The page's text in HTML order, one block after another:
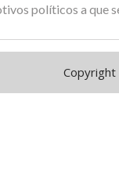
políticos a que
Copyright